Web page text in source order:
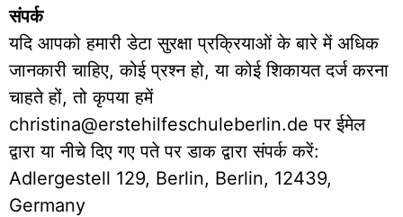
संपर्क
यदि आपको हमारी डेटा सुरक्षा प्रक्रियाओं के बारे में अधिक
जानकारी चाहिए, कोई प्रश्न हो, या कोई शिकायत दर्ज करना
चाहते हों, तो कृपया हमें
christina@erstehilfeschuleberlin.de पर ईमेल
द्वारा या नीचे दिए गए पते पर डाक द्वारा संपर्क करें:
Adlergestell 129, Berlin, Berlin, 12439,
Germany